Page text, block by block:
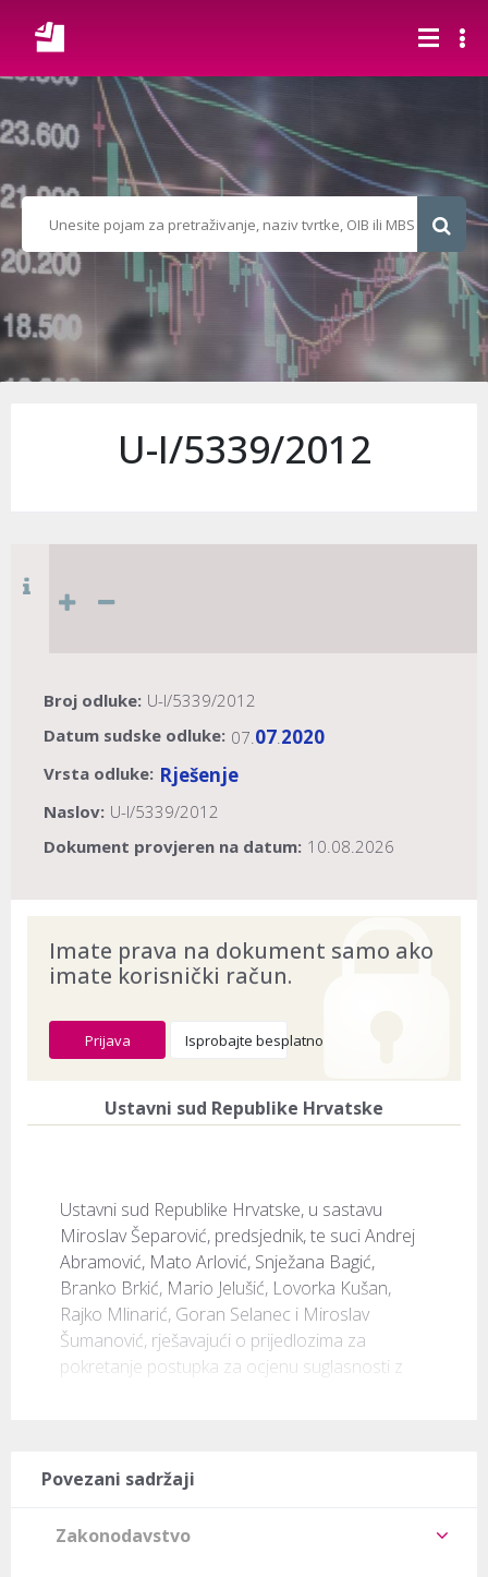
U-I/5339/2012
Broj odluke: U-I/5339/2012
Datum sudske odluke: 07.07.2020
Vrsta odluke: Rješenje
Naslov: U-I/5339/2012
Dokument provjeren na datum: 10.08.2026
Imate prava na dokument samo ako
imate korisnički račun.
Prijava Isprobajte besplatno
Ustavni sud Republike Hrvatske
Ustavni sud Republike Hrvatske, u sastavu
Miroslav Šeparović, predsjednik, te suci Andrej
Abramović, Mato Arlović, Snježana Bagić,
Branko Brkić, Mario Jelušić, Lovorka Kušan,
Rajko Mlinarić, Goran Selanec i Miroslav
Šumanović, rješavajući o prijedlozima za
pokretanje postupka za ocjenu suglasnosti z
Povezani sadržaji
Zakonodavstvo